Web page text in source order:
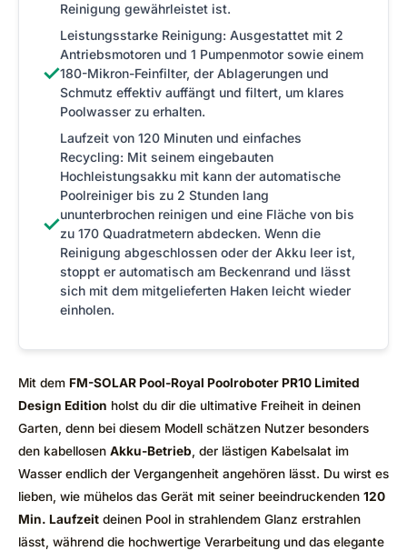
Reinigung gewährleistet ist.
✓
Leistungsstarke Reinigung: Ausgestattet mit 2
Antriebsmotoren und 1 Pumpenmotor sowie einem
180-Mikron-Feinfilter, der Ablagerungen und
Schmutz effektiv auffängt und filtert, um klares
Poolwasser zu erhalten.
✓
Laufzeit von 120 Minuten und einfaches
Recycling: Mit seinem eingebauten
Hochleistungsakku mit kann der automatische
Poolreiniger bis zu 2 Stunden lang
ununterbrochen reinigen und eine Fläche von bis
zu 170 Quadratmetern abdecken. Wenn die
Reinigung abgeschlossen oder der Akku leer ist,
stoppt er automatisch am Beckenrand und lässt
sich mit dem mitgelieferten Haken leicht wieder
einholen.
Mit dem FM-SOLAR Pool-Royal Poolroboter PR10 Limited
Design Edition holst du dir die ultimative Freiheit in deinen
Garten, denn bei diesem Modell schätzen Nutzer besonders
den kabellosen Akku-Betrieb , der lästigen Kabelsalat im
Wasser endlich der Vergangenheit angehören lässt. Du wirst es
lieben, wie mühelos das Gerät mit seiner beeindruckenden 120
Min. Laufzeit deinen Pool in strahlendem Glanz erstrahlen
lässt, während die hochwertige Verarbeitung und das elegante